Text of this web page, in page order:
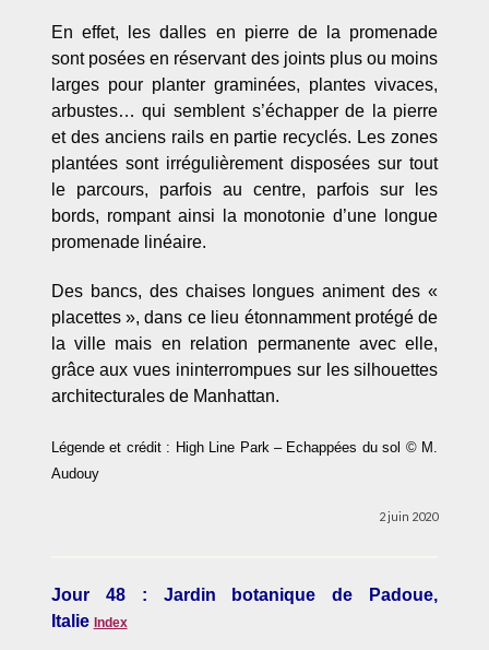
En effet, les dalles en pierre de la promenade
sont posées en réservant des joints plus ou moins
larges pour planter graminées, plantes vivaces,
arbustes… qui semblent s’échapper de la pierre
et des anciens rails en partie recyclés. Les zones
plantées sont irrégulièrement disposées sur tout
le parcours, parfois au centre, parfois sur les
bords, rompant ainsi la monotonie d’une longue
promenade linéaire.
Des bancs, des chaises longues animent des «
placettes », dans ce lieu étonnamment protégé de
la ville mais en relation permanente avec elle,
grâce aux vues ininterrompues sur les silhouettes
architecturales de Manhattan.
Légende et crédit : High Line Park – Echappées du sol © M.
Audouy
2 juin 2020
Jour 48 : Jardin botanique de Padoue,
Italie Index